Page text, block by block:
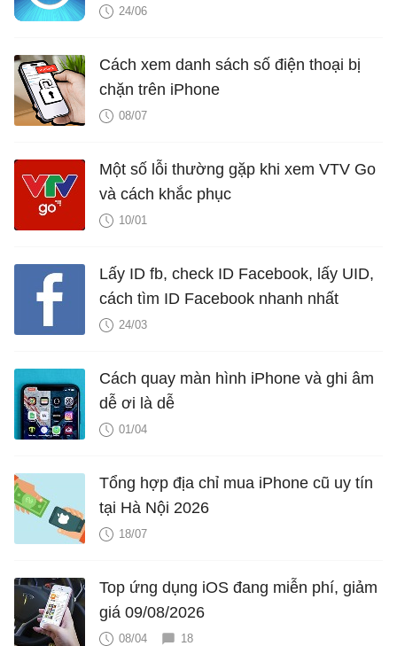
24/06
Cách xem danh sách số điện thoại bị
chặn trên iPhone
08/07
Một số lỗi thường gặp khi xem VTV Go
và cách khắc phục
10/01
Lấy ID fb, check ID Facebook, lấy UID,
cách tìm ID Facebook nhanh nhất
24/03
Cách quay màn hình iPhone và ghi âm
dễ ơi là dễ
01/04
Tổng hợp địa chỉ mua iPhone cũ uy tín
tại Hà Nội 2026
18/07
Top ứng dụng iOS đang miễn phí, giảm
giá 09/08/2026
08/04 18